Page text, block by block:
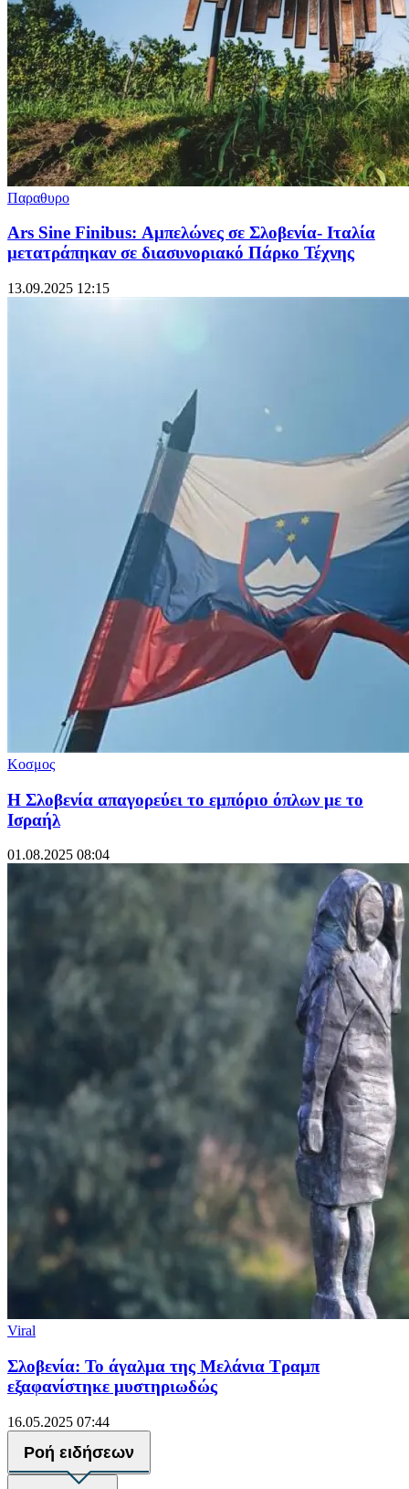
Παραθυρο
Ars Sine Finibus: Αμπελώνες σε Σλοβενία- Ιταλία
μετατράπηκαν σε διασυνοριακό Πάρκο Τέχνης
13.09.2025 12:15
Κοσμος
Η Σλοβενία απαγορεύει το εμπόριο όπλων με το
Ισραήλ
01.08.2025 08:04
Viral
Σλοβενία: Το άγαλμα της Μελάνια Τραμπ
εξαφανίστηκε μυστηριωδώς
16.05.2025 07:44
Ροή ειδήσεων